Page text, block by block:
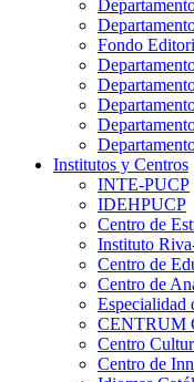
Fondo
Institutos y Centros
INTE-PUCP
IDEHPUCP
Centro de
Instituto
Centro de
Centro de
Especialidad
CENTRUM
Centro
Centro de